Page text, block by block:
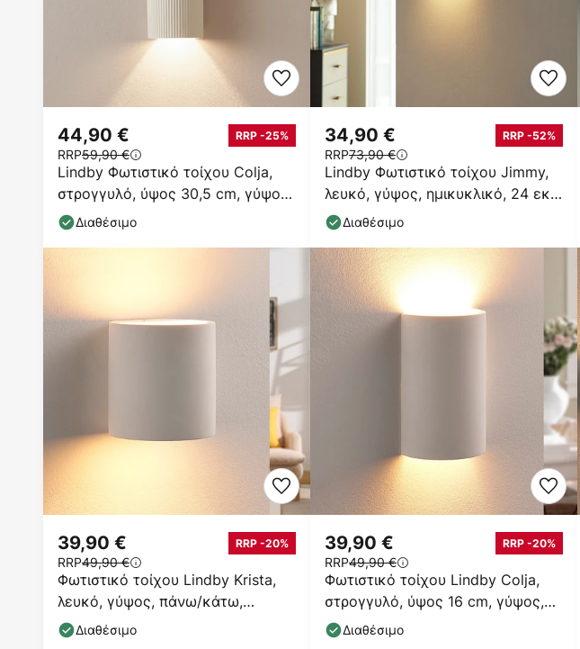
Lindby Φωτιστικό τοίχου Colja,
στρογγυλό, ύψος 30,5 cm, γύψος,
μπεζ
44,90 € RRP -25%
RRP59,90 €
Διαθέσιμο
Lindby Φωτιστικό τοίχου Jimmy,
λευκό, γύψος, ημικυκλικό, 24 εκ.,
E14
34,90 € RRP -52%
RRP73,90 €
Διαθέσιμο
Φωτιστικό τοίχου Lindby Krista,
λευκό, γύψος, πάνω/κάτω,
βαφόμενο, G9
39,90 € RRP -20%
RRP49,90 €
Διαθέσιμο
Φωτιστικό τοίχου Lindby Colja,
στρογγυλό, ύψος 16 cm, γύψος,
λευκό
39,90 € RRP -20%
RRP49,90 €
Διαθέσιμο